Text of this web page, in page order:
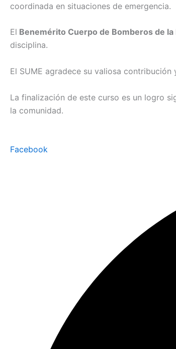
coordinada en situaciones de emergencia.
El Benemérito Cuerpo de Bomberos de la
disciplina.
El SUME agradece su valiosa
La finalización de este curso es un logro
la comunidad.
Facebook